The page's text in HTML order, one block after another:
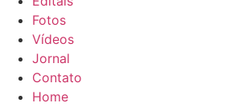
Fotos
Vídeos
Jornal
Contato
Home